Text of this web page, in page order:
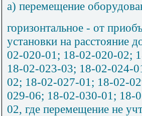
а) перемещение
горизонтальное - от
установки на расстояние
02-020-01; 18-02-020-02;
18-02-023-03; 18-02-024-
02; 18-02-027-01; 18-02-
029-06; 18-02-030-01; 18-
02, где перемещение не